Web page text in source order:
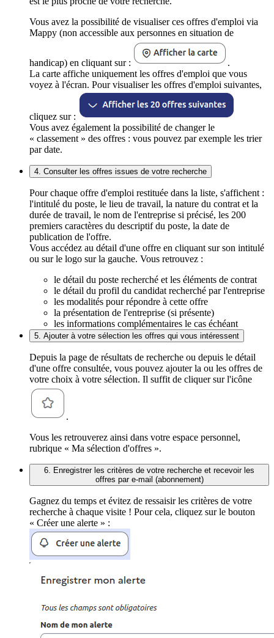
Vous avez la possibilité de visualiser ces offres d'emploi via
Mappy (non accessible aux personnes en situation de
handicap) en cliquant sur :
.
La carte affiche uniquement les offres d'emploi que vous
voyez à l'écran. Pour visualiser les offres d'emploi suivantes,
cliquez sur :
Vous avez également la possibilité de changer le
« classement » des offres : vous pouvez par exemple les trier
par date.
4. Consulter les offres issues de votre recherche
Pour chaque offre d'emploi restituée dans la liste, s'affichent :
l'intitulé du poste, le lieu de travail, la nature du contrat et la
durée de travail, le nom de l'entreprise si précisé, les 200
premiers caractères du descriptif du poste, la date de
publication de l'offre.
Vous accédez au détail d'une offre en cliquant sur son intitulé
ou sur le logo sur la gauche. Vous retrouvez :
le détail du poste recherché et les éléments de contrat
le détail du profil du candidat recherché par l'entreprise
les modalités pour répondre à cette offre
la présentation de l'entreprise (si présente)
les informations complémentaires le cas échéant
5. Ajouter à votre sélection les offres qui vous intéressent
Depuis la page de résultats de recherche ou depuis le détail
d'une offre consultée, vous pouvez ajouter la ou les offres de
votre choix à votre sélection. Il suffit de cliquer sur l'icône
.
Vous les retrouverez ainsi dans votre espace personnel,
rubrique « Ma sélection d'offres ».
6. Enregistrer les critères de votre recherche et recevoir les
offres par e-mail (abonnement)
Gagnez du temps et évitez de ressaisir les critères de votre
recherche à chaque visite ! Pour cela, cliquez sur le bouton
« Créer une alerte » :